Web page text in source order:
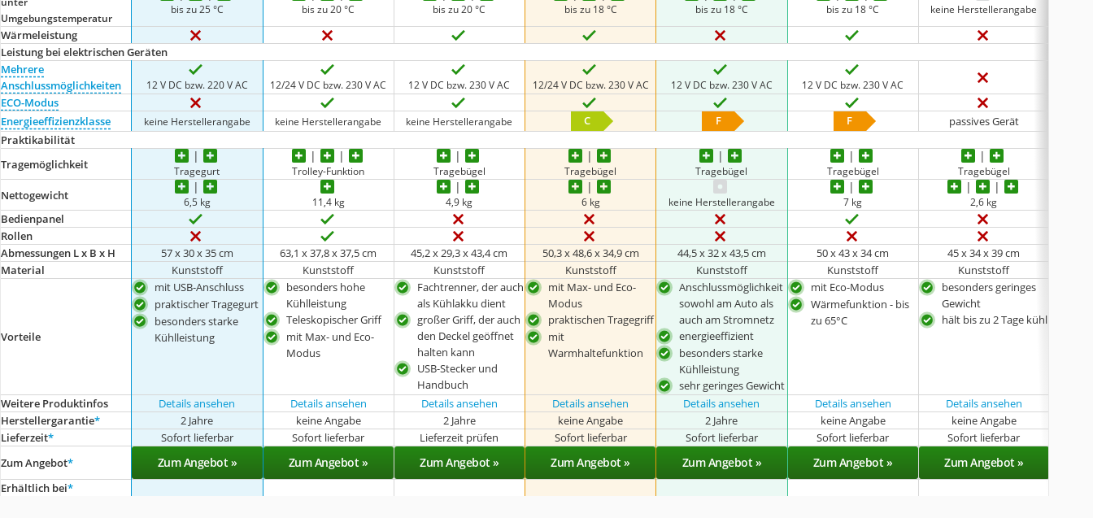
Umgebungstemperatur
bis zu 25 °C bis zu 20 °C bis zu 20 °C bis zu 18 °C bis zu 18 °C bis zu 18 °C keine Herstellerangabe
Wärmeleistung
Leistung bei elektrischen Geräten
Mehrere
Anschlussmöglichkeiten
12 V DC bzw. 220 V AC 12/24 V DC bzw. 230 V AC 12 V DC bzw. 230 V AC 12/24 V DC bzw. 230 V AC 12 V DC bzw. 230 V AC 12 V DC bzw. 230 V AC
ECO-Modus
Energieeffizienzklasse
keine Herstellerangabe keine Herstellerangabe keine Herstellerangabe C F F passives Gerät
Praktikabilität
Tragemöglichkeit
Tragegurt Trolley-Funktion Tragebügel Tragebügel Tragebügel Tragebügel Tragebügel
Nettogewicht 6,5 kg 11,4 kg 4,9 kg 6 kg keine Herstellerangabe 7 kg 2,6 kg
Bedienpanel
Rollen
Abmessungen L x B x H
57 x 30 x 35 cm 63,1 x 37,8 x 37,5 cm 45,2 x 29,3 x 43,4 cm 50,3 x 48,6 x 34,9 cm 44,5 x 32 x 43,5 cm 50 x 43 x 34 cm 45 x 34 x 39 cm
Material
Kunststoff Kunststoff Kunststoff Kunststoff Kunststoff Kunststoff Kunststoff
Vorteile
mit USB-Anschluss
praktischer Tragegurt
besonders starke
Kühlleistung
besonders hohe
Kühlleistung
Teleskopischer Griff
mit Max- und Eco-
Modus
Fachtrenner, der auch
als Kühlakku dient
großer Griff, der auch
den Deckel geöffnet
halten kann
USB-Stecker und
Handbuch
mit Max- und Eco-
Modus
praktischen Tragegriff
mit
Warmhaltefunktion
Anschlussmöglichkeit
sowohl am Auto als
auch am Stromnetz
energieeffizient
besonders starke
Kühlleistung
sehr geringes Gewicht
mit Eco-Modus
Wärmefunktion - bis
zu 65°C
besonders geringes
Gewicht
hält bis zu 2 Tage kühl
Weitere Produktinfos Details ansehen Details ansehen Details ansehen Details ansehen Details ansehen Details ansehen Details ansehen
Herstellergarantie* 2 Jahre keine Angabe 2 Jahre keine Angabe 2 Jahre keine Angabe keine Angabe
Lieferzeit* Sofort lieferbar Sofort lieferbar Lieferzeit prüfen Sofort lieferbar Sofort lieferbar Sofort lieferbar Sofort lieferbar
Zum Angebot* Zum Angebot » Zum Angebot » Zum Angebot » Zum Angebot » Zum Angebot » Zum Angebot » Zum Angebot »
Erhältlich bei*